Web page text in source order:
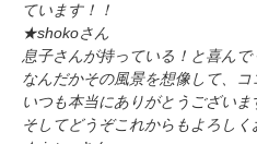
ています！！
★shokoさん
息子さんが持っている！と喜んで
なんだかその風景を想像して、
いつも本当にありがとうございま
そしてどうぞこれからもよろしく